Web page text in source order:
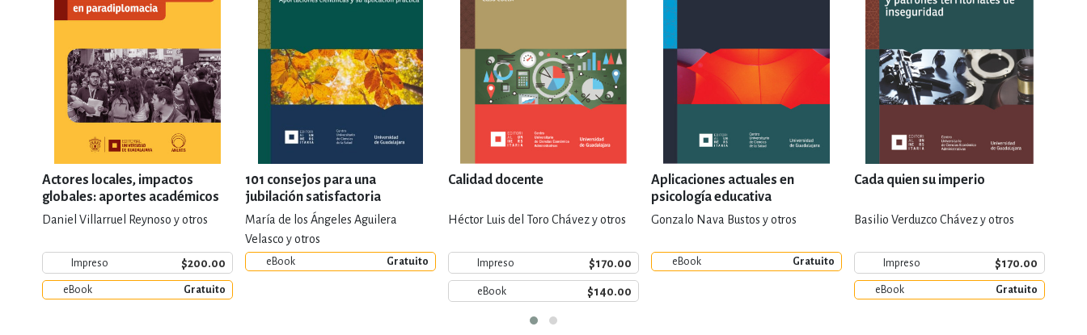
Actores locales, impactos
globales: aportes académicos
en paradiplomacia
Daniel Villarruel Reynoso y otros
Impreso $200.00
eBook Gratuito
101 consejos para una
jubilación satisfactoria
María de los Ángeles Aguilera
Velasco y otros
eBook Gratuito
Calidad docente
Héctor Luis del Toro Chávez y otros
Impreso $170.00
eBook $140.00
Aplicaciones actuales en
psicología educativa
Gonzalo Nava Bustos y otros
eBook Gratuito
Cada quien su imperio
Basilio Verduzco Chávez y otros
Impreso $170.00
eBook Gratuito